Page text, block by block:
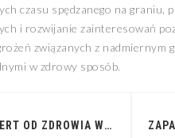
czasu spędzanego na graniu,
i rozwijanie zainteresowań
związanych z nadmiernym
w zdrowy sposób.
TRYCHOLOG: EKSPERT OD ZDROWIA WŁOSÓW I SKÓRY GŁOWY